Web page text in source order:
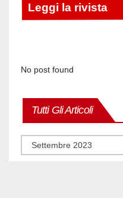
No post found
Tutti Gli Articoli
Tutti
articoli